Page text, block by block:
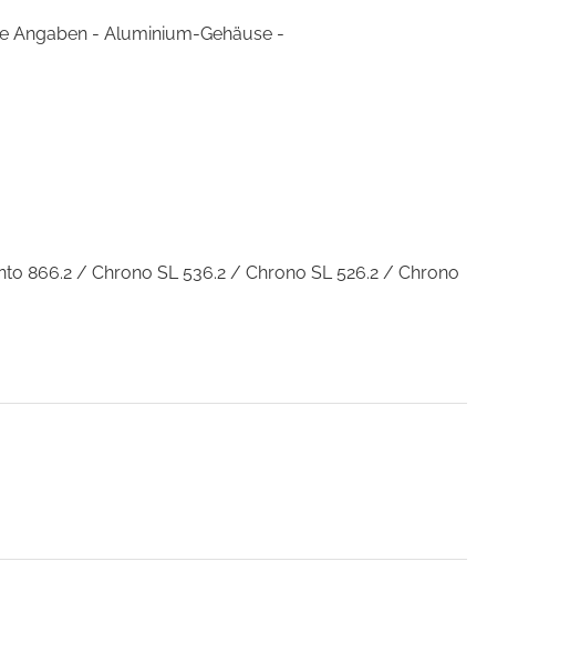
Angaben - Aluminium-Gehäuse -
866.2 / Chrono SL 536.2 / Chrono SL 526.2 / Chrono